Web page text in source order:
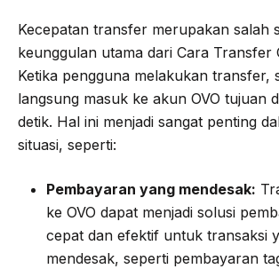
Kecepatan transfer merupakan salah
keunggulan utama dari Cara Transfer
Ketika pengguna melakukan transfer,
langsung masuk ke akun OVO tujuan
detik. Hal ini menjadi sangat penting
situasi, seperti:
Pembayaran yang mendesak:
ke OVO dapat menjadi solusi
cepat dan efektif untuk transaksi
mendesak, seperti pembayaran